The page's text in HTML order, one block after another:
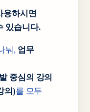
용하시면
있습니다.
눠, 업무
중심의 강의
의)를 모두